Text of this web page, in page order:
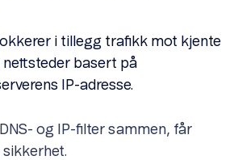
i tillegg trafikk mot kjente
nettsteder basert på
IP-adresse.
og IP-filter sammen, får